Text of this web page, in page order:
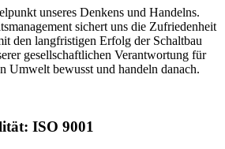
unseres Denkens und Handelns.
sichert uns die Zufriedenheit
den langfristigen Erfolg der Schaltbau
gesellschaftlichen Verantwortung für
Umwelt bewusst und handeln danach.
ISO 9001